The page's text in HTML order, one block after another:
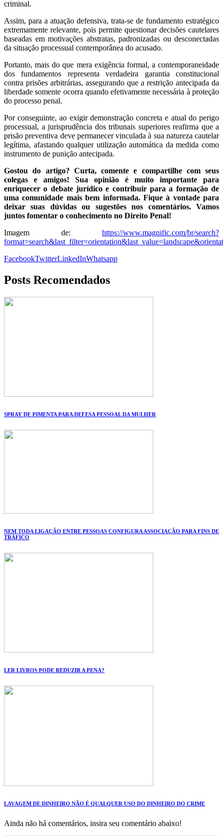
criminal.
Assim, para a atuação defensiva, trata-se de fundamento estratégico
extremamente relevante, pois permite questionar decisões cautelares
baseadas em motivações abstratas, padronizadas ou desconectadas
da situação processual contemporânea do acusado.
Portanto, mais do que mera exigência formal, a contemporaneidade
dos fundamentos representa verdadeira garantia constitucional
contra prisões arbitrárias, assegurando que a restrição antecipada da
liberdade somente ocorra quando efetivamente necessária à proteção
do processo penal.
Por conseguinte, ao exigir demonstração concreta e atual do perigo
processual, a jurisprudência dos tribunais superiores reafirma que a
prisão preventiva deve permanecer vinculada à sua natureza cautelar
legítima, afastando qualquer utilização automática da medida como
instrumento de punição antecipada.
Gostou do artigo? Curta, comente e compartilhe com seus
colegas e amigos! Sua opinião é muito importante para
enriquecer o debate jurídico e contribuir para a formação de
uma comunidade mais bem informada. Fique à vontade para
deixar suas dúvidas ou sugestões nos comentários. Vamos
juntos fomentar o conhecimento no Direito Penal!
Imagem de: https://www.magnific.com/br/search?
FacebookTwitterLinkedInWhatsapp
Posts Recomendados
SPRAY DE PIMENTA PARA DEFESA PESSOAL DA MULHER
NEM TODA LIGAÇÃO ENTRE PESSOAS CONFIGURA ASSOCIAÇÃO PARA FINS DE
TRÁFICO
LER LIVROS PODE REDUZIR A PENA?
LAVAGEM DE DINHEIRO NÃO É QUALQUER USO DO DINHEIRO DO CRIME
Ainda não há comentários, insira seu comentário abaixo!